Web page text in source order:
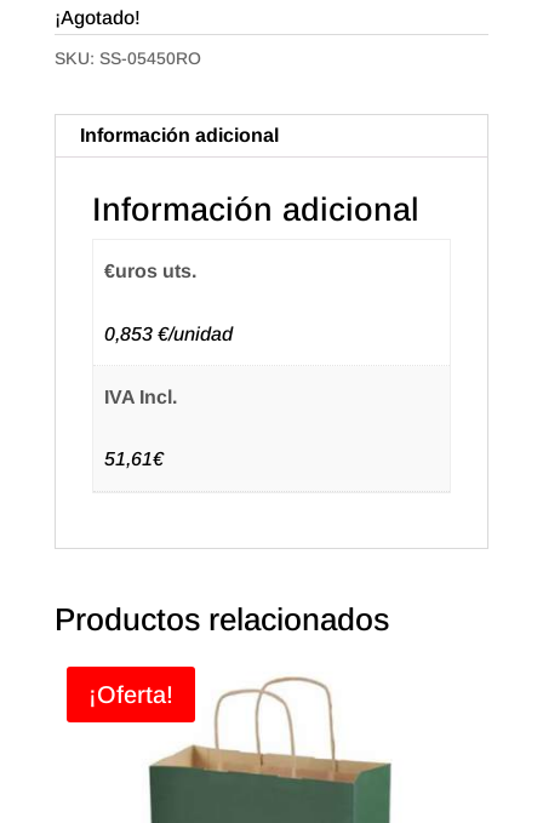
¡Agotado!
SKU: SS-05450RO
Información adicional
Información adicional
€uros uts.
0,853 €/unidad
IVA Incl.
51,61€
Productos relacionados
¡Oferta!